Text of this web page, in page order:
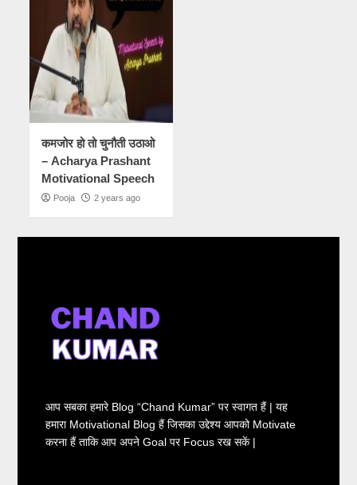
कमजोर हो तो चुनौती उठाओ
– Acharya Prashant
Motivational Speech
Pooja 2 years ago
आप सबका हमारे Blog “Chand Kumar” पर स्वागत हैं | यह
हमारा Motivational Blog हैं जिसका उद्देश्य आपको Motivate
करना हैं ताकि आप अपने Goal पर Focus रख सकें |